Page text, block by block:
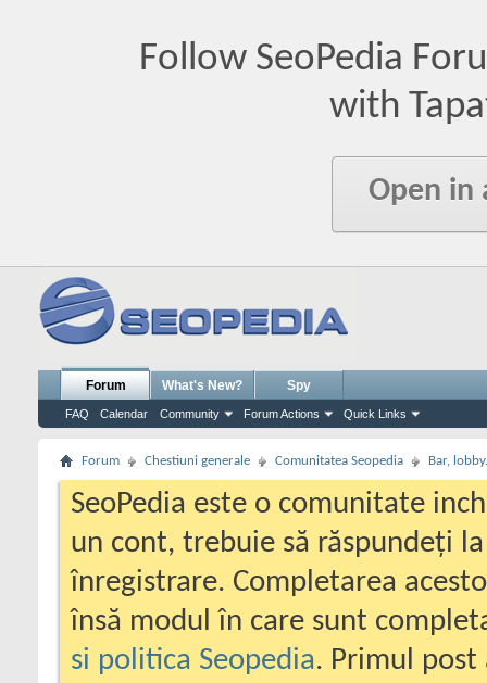
Follow SeoPedia
with
Open in
Forum
FAQ Calendar Community Forum Actions Quick Links
What's New? Spy
Forum Chestiuni generale Comunitatea Seopedia Bar,
SeoPedia este o comunitate
un cont, trebuie să răspundeți
înregistrare. Completarea
însă modul în care sunt
si politica Seopedia. Primul